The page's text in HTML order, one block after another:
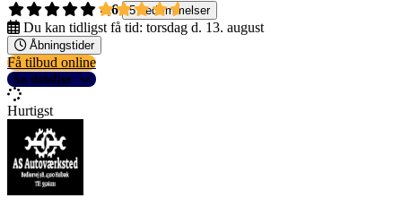
4,6
5 bedømmelser
Du kan tidligst få tid: torsdag d. 13. august
Åbningstider
Få tilbud online
Se detaljer
Hurtigst